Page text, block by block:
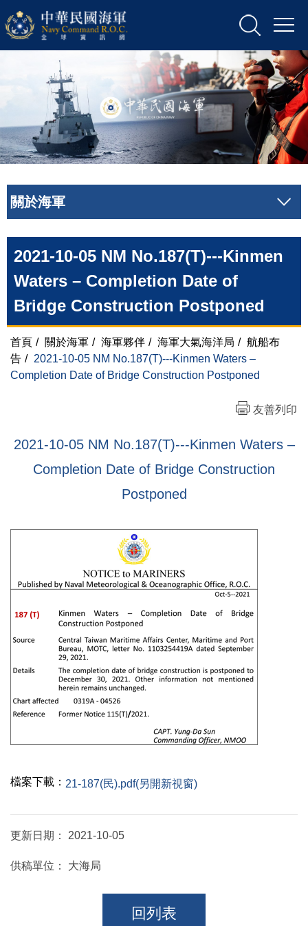
關於海軍
2021-10-05 NM No.187(T)---Kinmen
Waters – Completion Date of
Bridge Construction Postponed
首頁 / 關於海軍 / 海軍夥伴 / 海軍大氣海洋局 / 航船布
告 / 2021-10-05 NM No.187(T)---Kinmen Waters –
Completion Date of Bridge Construction Postponed
友善列印
2021-10-05 NM No.187(T)---Kinmen Waters –
Completion Date of Bridge Construction
Postponed
檔案下載： 21-187(民).pdf(另開新視窗)
更新日期： 2021-10-05
供稿單位： 大海局
回列表